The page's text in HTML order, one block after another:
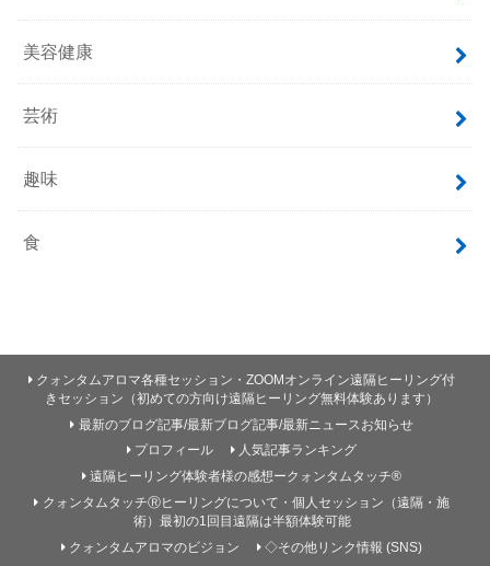
美容健康
芸術
趣味
食
クォンタムアロマ各種セッション・ZOOMオンライン遠隔ヒーリング付
きセッション（初めての方向け遠隔ヒーリング無料体験あります）
最新のブログ記事/最新ブログ記事/最新ニュースお知らせ
プロフィール
人気記事ランキング
遠隔ヒーリング体験者様の感想ークォンタムタッチ®
クォンタムタッチⓇヒーリングについて・個人セッション（遠隔・施
術）最初の1回目遠隔は半額体験可能
クォンタムアロマのビジョン
◇その他リンク情報 (SNS)